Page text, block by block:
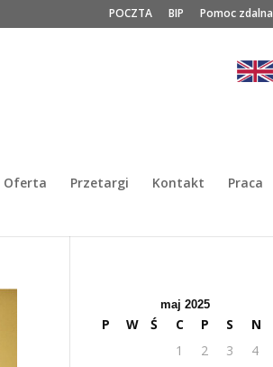
POCZTA BIP Pomoc zdalna
Oferta Przetargi Kontakt Praca
maj 2025
P W Ś C P S
N
1
2 3
4